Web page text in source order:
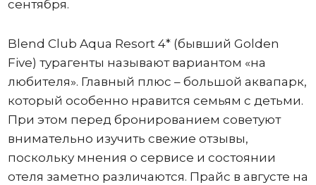
сентября.
Blend Club Aqua Resort 4* (бывший Golden
Five) турагенты называют вариантом «на
любителя». Главный плюс – большой аквапарк,
который особенно нравится семьям с детьми.
При этом перед бронированием советуют
внимательно изучить свежие отзывы,
поскольку мнения о сервисе и состоянии
отеля заметно различаются. Прайс в августе на